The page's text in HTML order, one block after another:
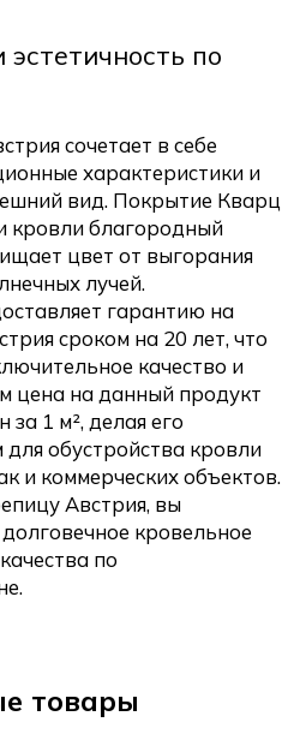
по
сочетает в себе
характеристики и
вид. Покрытие Кварц
кровли благородный
цвет от выгорания
лучей.
гарантию на
сроком на 20 лет, что
качество и
цена на данный продукт
за 1 м², делая его
обустройства кровли
и коммерческих объектов.
Австрия, вы
кровельное
по
товары